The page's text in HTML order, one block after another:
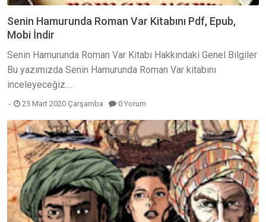
Senin Hamurunda Roman Var Kitabını Pdf, Epub,
Mobi İndir
Senin Hamurunda Roman Var Kitabı Hakkındaki Genel Bilgiler
Bu yazımızda Senin Hamurunda Roman Var kitabını
inceleyeceğiz....
25 Mart 2020 Çarşamba 0 Yorum